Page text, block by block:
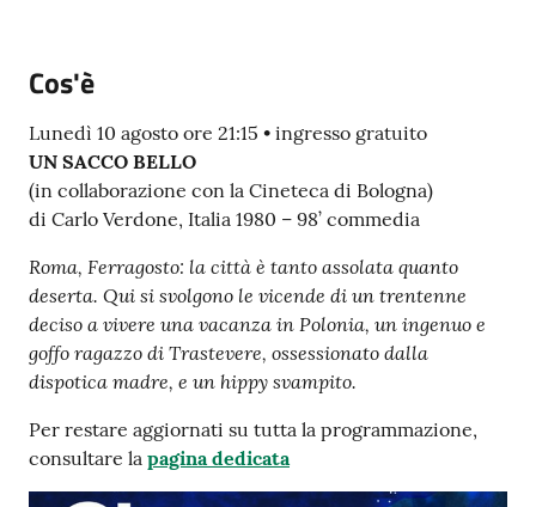
e
o
V
i
s
t
S
a
s
s
u
o
Cos'è
Lunedì 10 agosto ore 21:15 • ingresso gratuito
UN SACCO BELLO
(in collaborazione con la Cineteca di Bologna)
di Carlo Verdone, Italia 1980 – 98’ commedia
Roma, Ferragosto: la città è tanto assolata quanto
deserta. Qui si svolgono le vicende di un trentenne
deciso a vivere una vacanza in Polonia, un ingenuo e
goffo ragazzo di Trastevere, ossessionato dalla
dispotica madre, e un hippy svampito.
Per restare aggiornati su tutta la programmazione,
consultare la pagina dedicata